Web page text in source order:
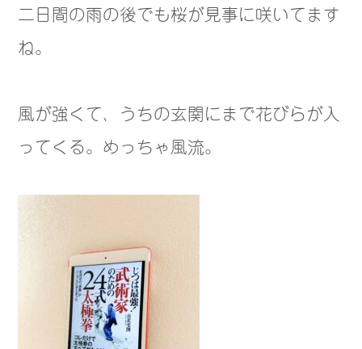
二日間の雨の後でも桜が見事に咲いてます
ね。
風が強くて、うちの玄関にまで花びらが入
ってくる。めっちゃ風流。